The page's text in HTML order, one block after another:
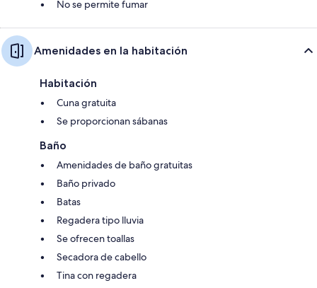
No se permite fumar
Amenidades en la habitación
Habitación
Cuna gratuita
Se proporcionan sábanas
Baño
Amenidades de baño gratuitas
Baño privado
Batas
Regadera tipo lluvia
Se ofrecen toallas
Secadora de cabello
Tina con regadera